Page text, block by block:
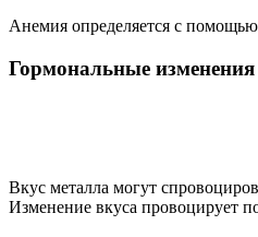
Анемия определяется с
Гормональные изменения
Вкус металла могут
Изменение вкуса провоцирует